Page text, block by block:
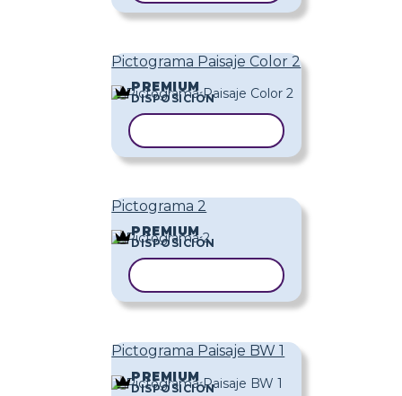
Pictograma Paisaje Color 2
PREMIUM
DISPOSICIÓN
Pictograma 2
PREMIUM
DISPOSICIÓN
Pictograma Paisaje BW 1
PREMIUM
DISPOSICIÓN